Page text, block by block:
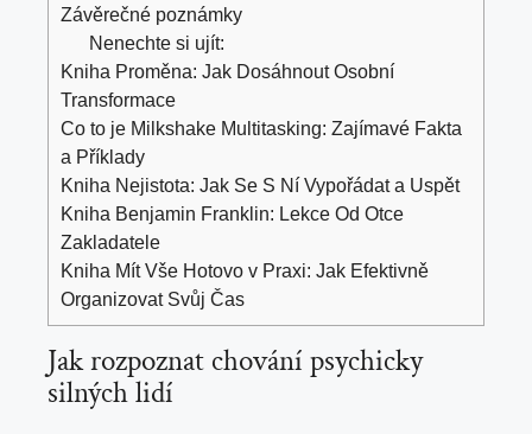
Závěrečné poznámky
Nenechte si ujít:
Kniha Proměna: Jak Dosáhnout Osobní
Transformace
Co to je Milkshake Multitasking: Zajímavé Fakta
a Příklady
Kniha Nejistota: Jak Se S Ní Vypořádat a Uspět
Kniha Benjamin Franklin: Lekce Od Otce
Zakladatele
Kniha Mít Vše Hotovo v Praxi: Jak Efektivně
Organizovat Svůj Čas
Jak ​rozpoznat ‌chování psychicky
silných lidí